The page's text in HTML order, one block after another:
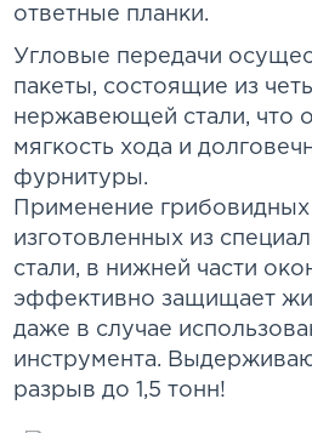
ответные планки.
Угловые передачи
пакеты, состоящие из
нержавеющей стали, что
мягкость хода и
фурнитуры.
Применение
изготовленных из
стали, в нижней части
эффективно защищает
даже в случае
инструмента.
разрыв до 1,5 тонн!